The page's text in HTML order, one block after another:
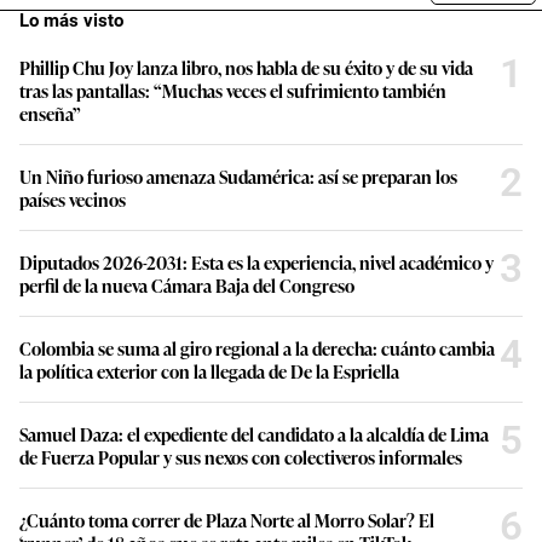
Lo más visto
Phillip Chu Joy lanza libro, nos habla de su éxito y de su vida
tras las pantallas: “Muchas veces el sufrimiento también
enseña”
1
Un Niño furioso amenaza Sudamérica: así se preparan los
países vecinos
2
Diputados 2026-2031: Esta es la experiencia, nivel académico y
perfil de la nueva Cámara Baja del Congreso
3
Colombia se suma al giro regional a la derecha: cuánto cambia
la política exterior con la llegada de De la Espriella
4
Samuel Daza: el expediente del candidato a la alcaldía de Lima
de Fuerza Popular y sus nexos con colectiveros informales
5
¿Cuánto toma correr de Plaza Norte al Morro Solar? El
6